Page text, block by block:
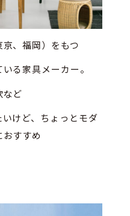
、福岡）をもつ
る家具メーカー。
など
けど、ちょっとモダ
すすめ